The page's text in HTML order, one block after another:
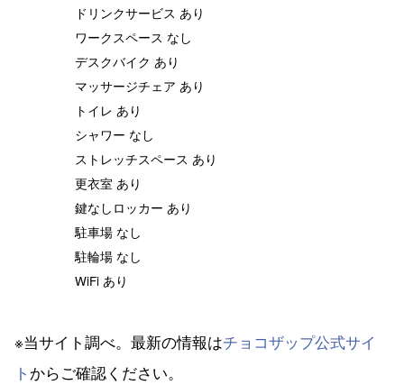
ドリンクサービス あり
ワークスペース なし
デスクバイク あり
マッサージチェア あり
トイレ あり
シャワー なし
ストレッチスペース あり
更衣室 あり
鍵なしロッカー あり
駐車場 なし
駐輪場 なし
WiFi あり
※当サイト調べ。最新の情報はチョコザップ公式サイ
ト からご確認ください。